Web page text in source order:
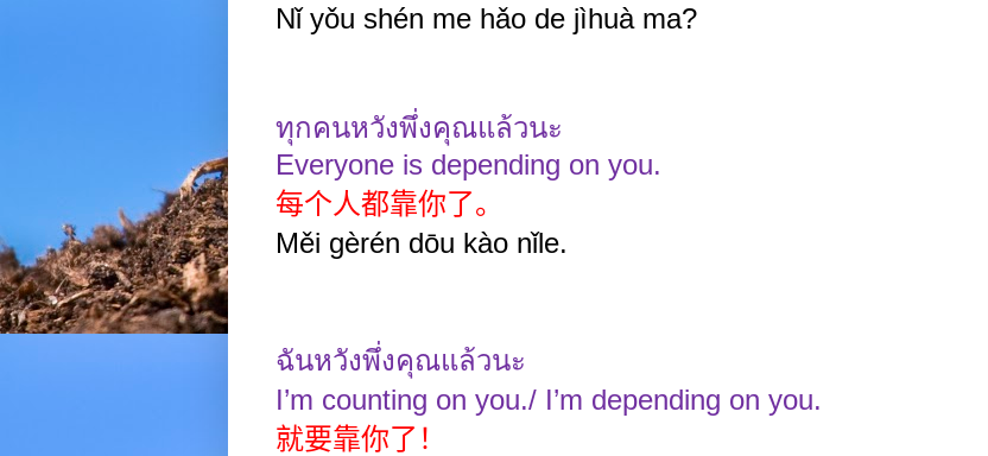
Nǐ yǒu shén me hǎo de jìhuà ma?
ทุกคนหวังพึ่งคุณแล้วนะ
Everyone is depending on you.
每个人都靠你了。
Měi gèrén dōu kào nǐle.
ฉันหวังพึ่งคุณแล้วนะ
I’m counting on you./ I’m depending on you.
就要靠你了！